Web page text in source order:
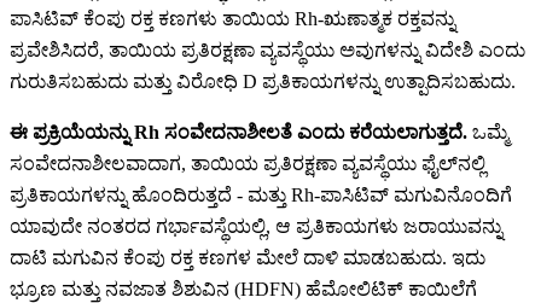
ಪಾಸಿಟಿವ್ ಕೆಂಪು ರಕ್ತ ಕಣಗಳು ತಾಯಿಯ Rh-ಋಣಾತ್ಮಕ ರಕ್ತವನ್ನು
ಪ್ರವೇಶಿಸಿದರೆ, ತಾಯಿಯ ಪ್ರತಿರಕ್ಷಣಾ ವ್ಯವಸ್ಥೆಯು ಅವುಗಳನ್ನು ವಿದೇಶಿ ಎಂದು
ಗುರುತಿಸಬಹುದು ಮತ್ತು ವಿರೋಧಿ D ಪ್ರತಿಕಾಯಗಳನ್ನು ಉತ್ಪಾದಿಸಬಹುದು.
ಈ ಪ್ರಕ್ರಿಯೆಯನ್ನು Rh ಸಂವೇದನಾಶೀಲತೆ ಎಂದು ಕರೆಯಲಾಗುತ್ತದೆ. ಒಮ್ಮೆ
ಸಂವೇದನಾಶೀಲವಾದಾಗ, ತಾಯಿಯ ಪ್ರತಿರಕ್ಷಣಾ ವ್ಯವಸ್ಥೆಯು ಫೈಲ್‌ನಲ್ಲಿ
ಪ್ರತಿಕಾಯಗಳನ್ನು ಹೊಂದಿರುತ್ತದೆ - ಮತ್ತು Rh-ಪಾಸಿಟಿವ್ ಮಗುವಿನೊಂದಿಗೆ
ಯಾವುದೇ ನಂತರದ ಗರ್ಭಾವಸ್ಥೆಯಲ್ಲಿ, ಆ ಪ್ರತಿಕಾಯಗಳು ಜರಾಯುವನ್ನು
ದಾಟಿ ಮಗುವಿನ ಕೆಂಪು ರಕ್ತ ಕಣಗಳ ಮೇಲೆ ದಾಳಿ ಮಾಡಬಹುದು. ಇದು
ಭ್ರೂಣ ಮತ್ತು ನವಜಾತ ಶಿಶುವಿನ (HDFN) ಹೆಮೋಲಿಟಿಕ್ ಕಾಯಿಲೆಗೆ